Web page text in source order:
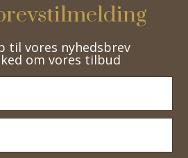
til vores nyhedsbrev
om vores tilbud